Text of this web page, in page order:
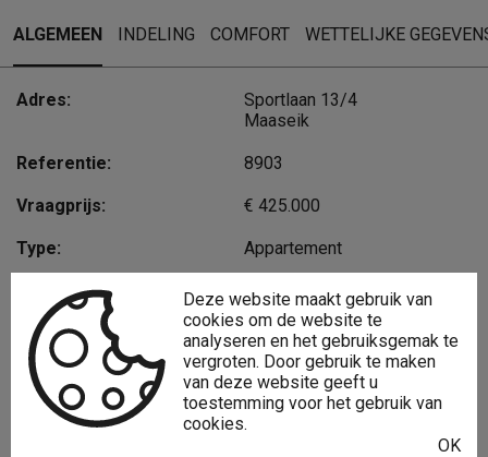
ALGEMEEN INDELING COMFORT WETTELIJKE
Adres:
Sportlaan 13/4
Maaseik
Referentie: 8903
Vraagprijs: € 425.000
Type: Appartement
Beschikbaar vanaf: Bij akte
Perceeloppervlakte: 2.254 m²
Bewoonbare opp.: 175 m²
Type constructie: Traditioneel
Deze website maakt gebruik van
cookies om de website te
analyseren en het gebruiksgemak te
vergroten. Door gebruik te maken
van deze website geeft u
toestemming voor het gebruik van
cookies.
OK